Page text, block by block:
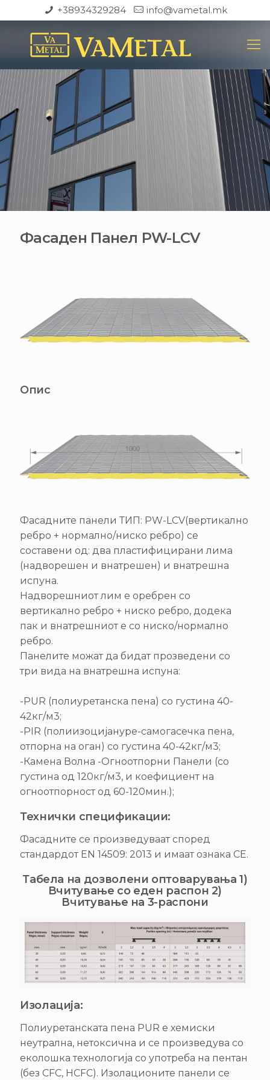
+38934329284 info@vametal.mk
Фасаден Панел PW-LCV
Опис
Фасадните панели ТИП: PW-LCV(вертикално
ребро + нормално/ниско ребро) се
составени од: два пластифицирани лима
(надворешен и внатрешен) и внатрешна
испуна.
Надворешниот лим е оребрен со
вертикално ребро + ниско ребро, додека
пак и внатрешниот е со ниско/нормално
ребро.
Панелите можат да бидат прозведени со
три вида на внатрешна испуна:
-PUR (полиуретанска пена) со густина 40-
42кг/м3;
-PIR (полиизоцијануре-самогасечка пена,
отпорна на оган) со густина 40-42кг/м3;
-Камена Волна -Огноотпорни Панели (со
густина од 120кг/м3, и коефициент на
огноотпорност од 60-120мин.);
Технички спецификации:
Фасадните се произведуваат според
стандардот EN 14509: 2013 и имаат ознака CE.
Табела на дозволени оптоварувања 1)
Вчитување со еден распон 2)
Вчитување на 3-распони
Изолација:
Полиуретанската пена PUR е хемиски
неутрална, нетоксична и се произведува со
еколошка технологија со употреба на пентан
(без CFC, HCFC). Изолационите панели се